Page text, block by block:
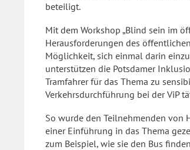
beteiligt.
Mit dem Workshop „Blind sein im
Herausforderungen des
Möglichkeit, sich einmal darin
unterstützen die Potsdamer
Tramfahrer für das Thema zu
Verkehrsdurchführung bei der ViP
So wurde den Teilnehmenden von
einer Einführung in das Thema
zum Beispiel, wie sie den Bus